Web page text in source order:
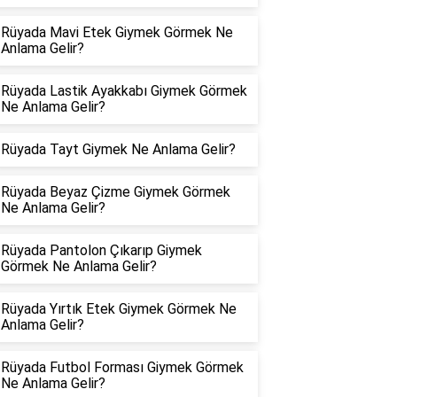
Rüyada Mavi Etek Giymek Görmek Ne
Anlama Gelir?
Rüyada Lastik Ayakkabı Giymek Görmek
Ne Anlama Gelir?
Rüyada Tayt Giymek Ne Anlama Gelir?
Rüyada Beyaz Çizme Giymek Görmek
Ne Anlama Gelir?
Rüyada Pantolon Çıkarıp Giymek
Görmek Ne Anlama Gelir?
Rüyada Yırtık Etek Giymek Görmek Ne
Anlama Gelir?
Rüyada Futbol Forması Giymek Görmek
Ne Anlama Gelir?